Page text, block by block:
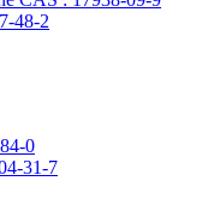
48-2
0
31-7